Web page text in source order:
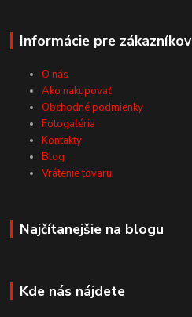
Informácie pre zákazníkov
O nás
Ako nakupovať
Obchodné podmienky
Fotogaléria
Kontakty
Blog
Vrátenie tovaru
Najčítanejšie na blogu
Kde nás nájdete